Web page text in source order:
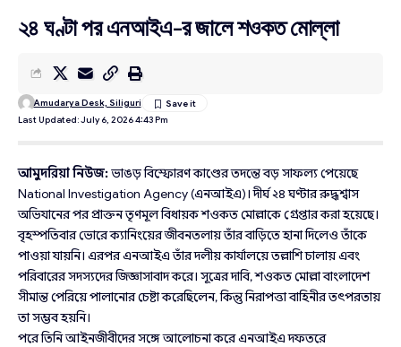
২৪ ঘণ্টা পর এনআইএ-র জালে শওকত মোল্লা
Last Updated: July 6, 2026 4:43 Pm
Amudarya Desk, Siliguri
আমুদরিয়া নিউজ:ভাঙড় বিস্ফোরণ কাণ্ডের তদন্তে বড় সাফল্য পেয়েছে
National Investigation Agency (এনআইএ)। দীর্ঘ ২৪ ঘণ্টার রুদ্ধশ্বাস
অভিযানের পর প্রাক্তন তৃণমূল বিধায়ক শওকত মোল্লাকে গ্রেপ্তার করা হয়েছে।
বৃহস্পতিবার ভোরে ক্যানিংয়ের জীবনতলায় তাঁর বাড়িতে হানা দিলেও তাঁকে
পাওয়া যায়নি। এরপর এনআইএ তাঁর দলীয় কার্যালয়ে তল্লাশি চালায় এবং
পরিবারের সদস্যদের জিজ্ঞাসাবাদ করে। সূত্রের দাবি, শওকত মোল্লা বাংলাদেশ
সীমান্ত পেরিয়ে পালানোর চেষ্টা করেছিলেন, কিন্তু নিরাপত্তা বাহিনীর তৎপরতায়
তা সম্ভব হয়নি।
পরে তিনি আইনজীবীদের সঙ্গে আলোচনা করে এনআইএ দফতরে